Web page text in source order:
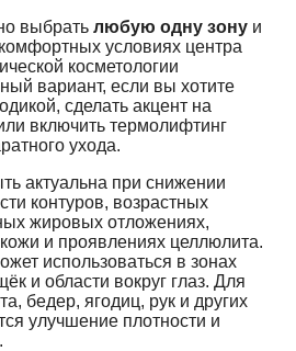
выбрать любую одну зону и
условиях центра
косметологии
вариант, если вы хотите
сделать акцент на
включить термолифтинг
ухода.
актуальна при снижении
контуров, возрастных
жировых отложениях,
и проявлениях целлюлита.
использоваться в зонах
и области вокруг глаз. Для
бедер, ягодиц, рук и других
улучшение плотности и